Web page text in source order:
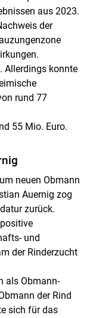
aus 2023.
der
Allerdings konnte
rund 77
55 Mio. Euro.
neuen Obmann
Auernig zog
zurück.
und
der Rinderzucht
als Obmann-
der Rind
sich für das